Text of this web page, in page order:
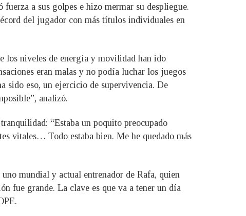
a sus golpes e hizo mermar su despliegue.
del jugador con más títulos individuales en
los niveles de energía y movilidad han ido
eran malas y no podía luchar los juegos
sido eso, un ejercicio de supervivencia. De
analizó.
“Estaba un poquito preocupado
vitales… Todo estaba bien. Me he quedado más
mundial y actual entrenador de Rafa, quien
fue grande. La clave es que va a tener un día